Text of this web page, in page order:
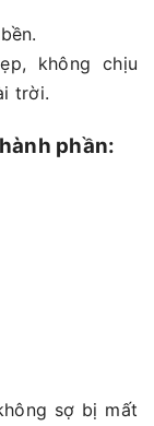
không chịu
trời.
phần:
sợ bị mất